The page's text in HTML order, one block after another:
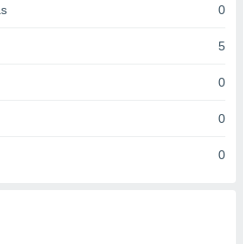
0
5
0
0
0